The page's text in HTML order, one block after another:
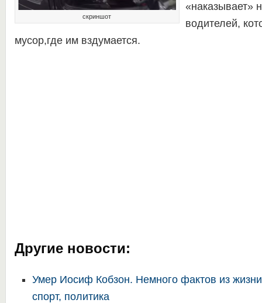
скриншот
«наказывает»
водителей,
мусор,где им вздумается.
Другие новости:
Умер Иосиф Кобзон. Немного фактов из
спорт, политика